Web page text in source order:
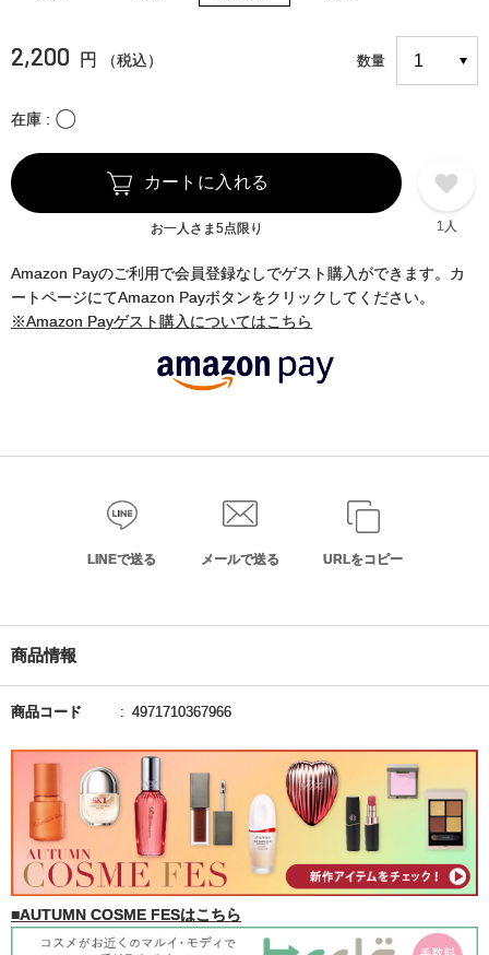
2,200 円 （税込） 数量
在庫 〇
カートに入れる
お一人さま5点限り 1人
Amazon Payのご利用で会員登録なしでゲスト購入ができます。カ
ートページにてAmazon Payボタンをクリックしてください。
※Amazon Payゲスト購入についてはこちら
LINEで送る メールで送る URLをコピー
商品情報
商品コード 4971710367966
■AUTUMN COSME FESはこちら